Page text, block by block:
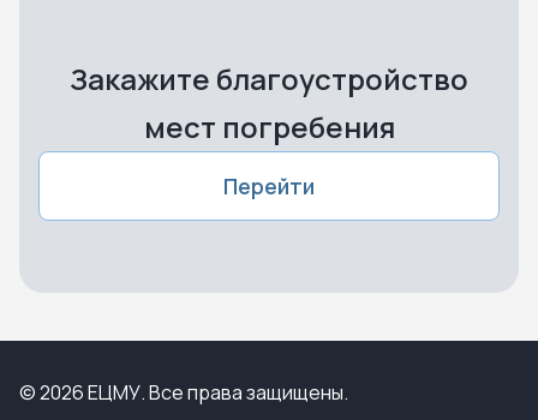
Закажите благоустройство
мест погребения
Перейти
© 2026 ЕЦМУ. Все права защищены.